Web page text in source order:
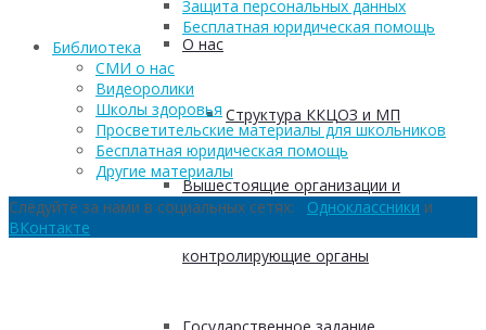
О нас
Структура ККЦОЗ и МП
Вышестоящие организации и
контролирующие органы
Защита персональных данных
Бесплатная юридическая помощь
Библиотека
СМИ о нас
Видеоролики
Школы здоровья
Просветительские материалы для школьников
Бесплатная юридическая помощь
Другие материалы
Следуйте за нами в социальных сетях: Одноклассники и
ВКонтакте